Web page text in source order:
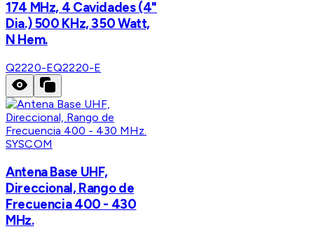
174 MHz, 4 Cavidades (4"
Dia.) 500 KHz, 350 Watt,
N Hem.
Q2220-EQ2220-E
SYSCOM
Antena Base UHF,
Direccional, Rango de
Frecuencia 400 - 430
MHz.